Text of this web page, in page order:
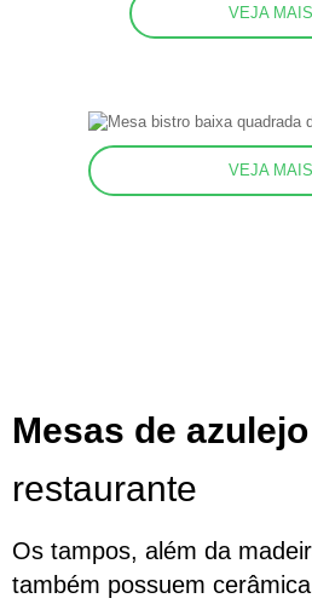
VEJA MAIS
VEJA MAIS
Mesas de azulejo
restaurante
Os tampos, além da
também possuem